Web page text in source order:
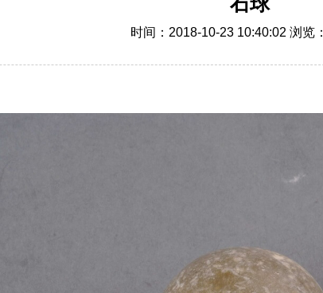
时间：2018-10-23 10:40:02 浏览：